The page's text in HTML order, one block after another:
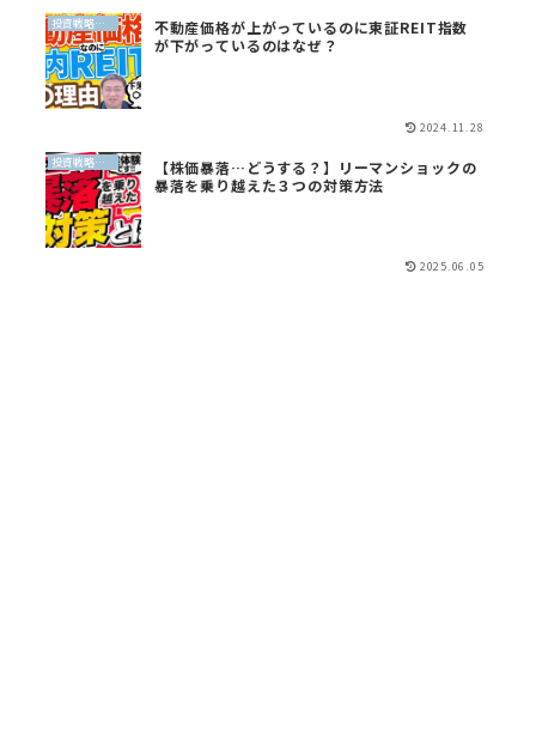
投資戦略（全世界投資）
不動産価格が上がっているのに東証REIT指数
が下がっているのはなぜ？
2024.11.28
投資戦略（全世界投資）
【株価暴落…どうする？】リーマンショックの
暴落を乗り越えた３つの対策方法
2025.06.05